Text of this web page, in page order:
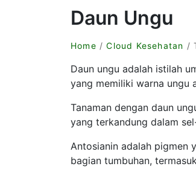
Daun Ungu
Home /Cloud Kesehatan /
Daun ungu adalah istilah
yang memiliki warna ungu
Tanaman dengan daun
yang terkandung dalam
Antosianin adalah pigmen
bagian tumbuhan,